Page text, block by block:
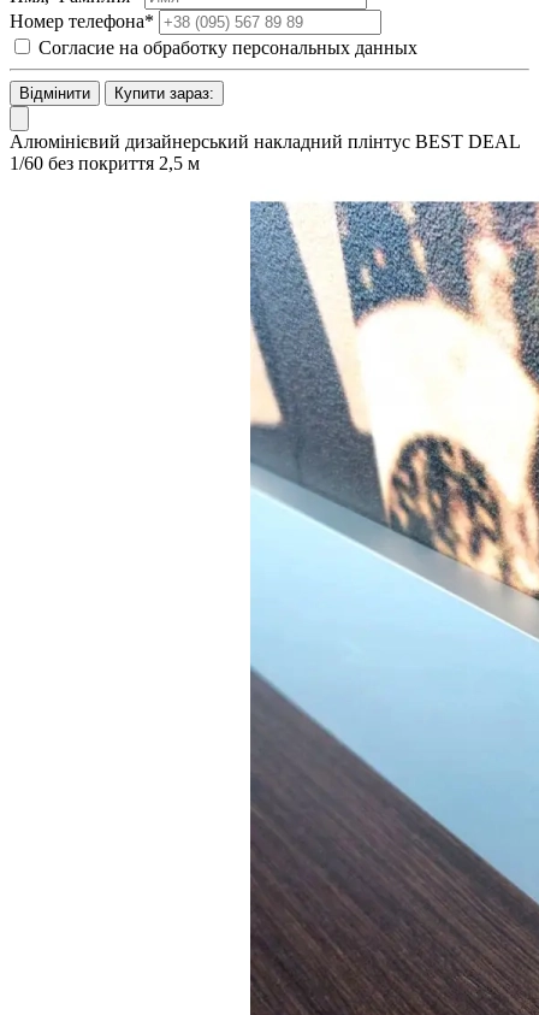
Номер телефона*
Согласие на обработку персональных данных
Відмінити Купити зараз:
Алюмінієвий дизайнерський накладний плінтус BEST DEAL
1/60 без покриття 2,5 м